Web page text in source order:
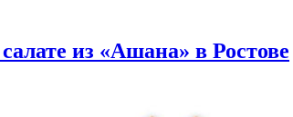
из «Ашана» в Ростове